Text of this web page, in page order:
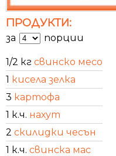
ПРОДУКТИ:
за порции
1/2 кг свинско месо
1 кисела зелка
3 картофа
1 к.ч. нахут
2 скилидки чесън
1 к.ч. свинска мас